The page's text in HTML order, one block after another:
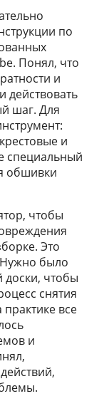
по
Понял, что
и
действовать
шаг. Для
и
специальный
обшивки
чтобы
Это
было
чтобы
снятия
все
и